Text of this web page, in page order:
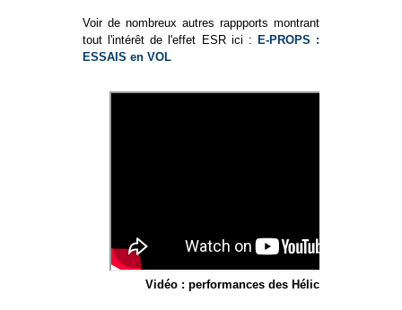
Voir de nombreux autres rappports montrant
tout l'intérêt de l'effet ESR ici : E-PROPS :
ESSAIS en VOL
Vidéo : performances des Hélices E-PROPS